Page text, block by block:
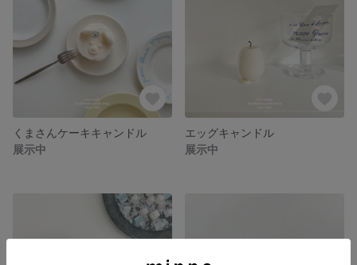
くまさんケーキキャンドル
展示中
エッグキャンドル
展示中